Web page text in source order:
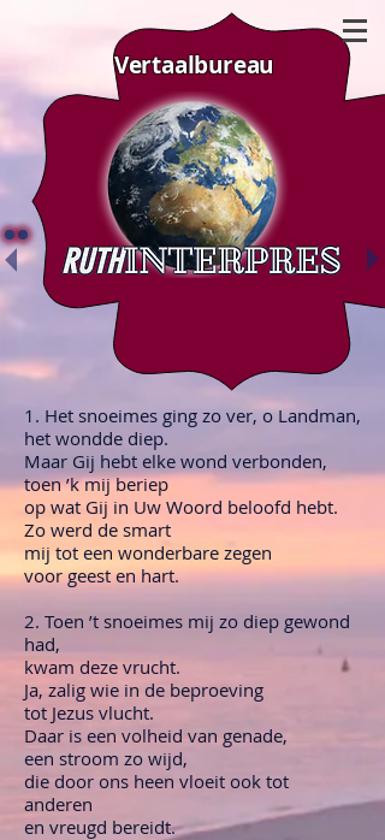
Vertaalbureau
1. Het snoeimes ging zo ver, o Landman,
het wondde diep.
Maar Gij hebt elke wond verbonden,
toen ’k mij beriep
op wat Gij in Uw Woord beloofd hebt.
Zo werd de smart
mij tot een wonderbare zegen
voor geest en hart.
2. Toen ’t snoeimes mij zo diep gewond
had,
kwam deze vrucht.
Ja, zalig wie in de beproeving
tot Jezus vlucht.
Daar is een volheid van genade,
een stroom zo wijd,
die door ons heen vloeit ook tot
anderen
en vreugd bereidt.